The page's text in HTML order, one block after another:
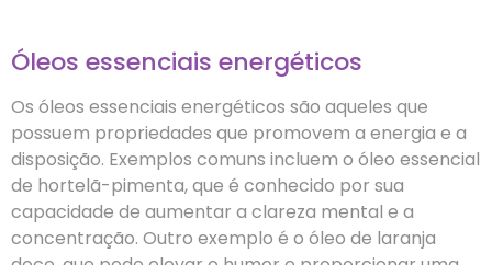
Óleos essenciais energéticos
Os óleos essenciais energéticos são aqueles que
possuem propriedades que promovem a energia e a
disposição. Exemplos comuns incluem o óleo essencial
de hortelã-pimenta, que é conhecido por sua
capacidade de aumentar a clareza mental e a
concentração. Outro exemplo é o óleo de laranja